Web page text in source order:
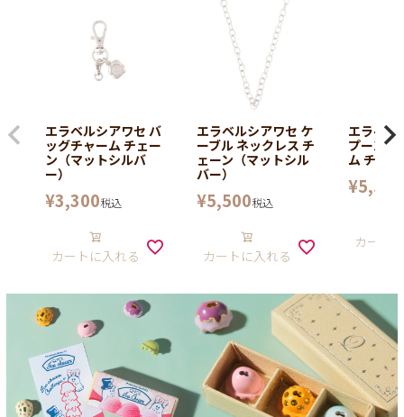
エラベルシアワセ バ
ッグチャーム チェー
ン（マットシルバ
ー）
¥3,300税込
カートに入れる
エラベルシアワセ ケ
ーブル ネックレス チ
ェーン（マットシル
バー）
¥5,500税込
カートに入れる
エラベル
プーンバ
ム チェー
¥5,500
カート